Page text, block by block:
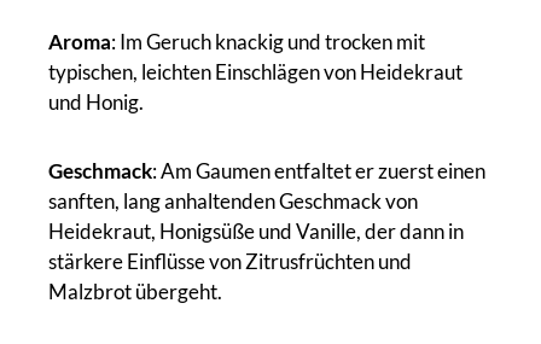
Aroma: Im Geruch knackig und trocken mit
typischen, leichten Einschlägen von Heidekraut
und Honig.
Geschmack: Am Gaumen entfaltet er zuerst einen
sanften, lang anhaltenden Geschmack von
Heidekraut, Honigsüße und Vanille, der dann in
stärkere Einflüsse von Zitrusfrüchten und
Malzbrot übergeht.